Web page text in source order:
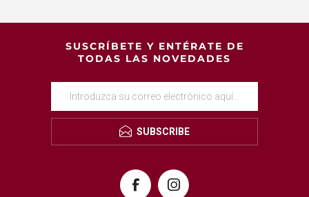
SUSCRÍBETE Y ENTÉRATE DE
TODAS LAS NOVEDADES
SUBSCRIBE